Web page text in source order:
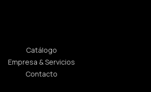
Catálogo
Empresa & Servicios
Contacto